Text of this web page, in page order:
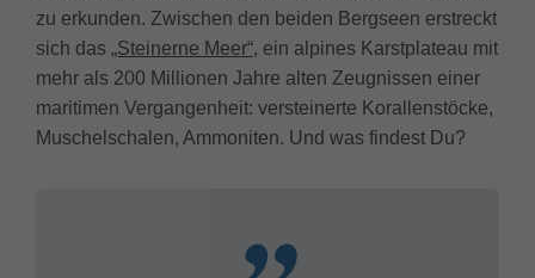
zu erkunden. Zwischen den beiden Bergseen erstreckt
sich das „Steinerne Meer“, ein alpines Karstplateau mit
mehr als 200 Millionen Jahre alten Zeugnissen einer
maritimen Vergangenheit: versteinerte Korallenstöcke,
Muschelschalen, Ammoniten. Und was findest Du?